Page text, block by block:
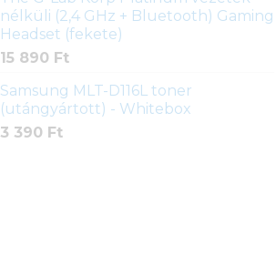
nélküli (2,4 GHz + Bluetooth) Gaming
Headset (fekete)
15 890 Ft
Samsung MLT-D116L toner
(utángyártott) - Whitebox
3 390 Ft